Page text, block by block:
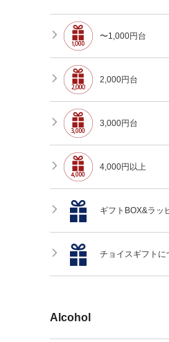
〜1,000円台
2,000円台
3,000円台
4,000円以上
ギフトBOX&ラッ
チョイスギフトに
Alcohol